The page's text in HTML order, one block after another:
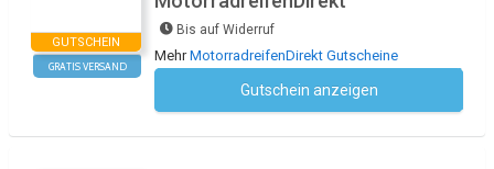
GUTSCHEIN
GRATIS VERSAND
Bis auf Widerruf
MehrMotorradreifenDirekt Gutscheine
Gutschein anzeigen